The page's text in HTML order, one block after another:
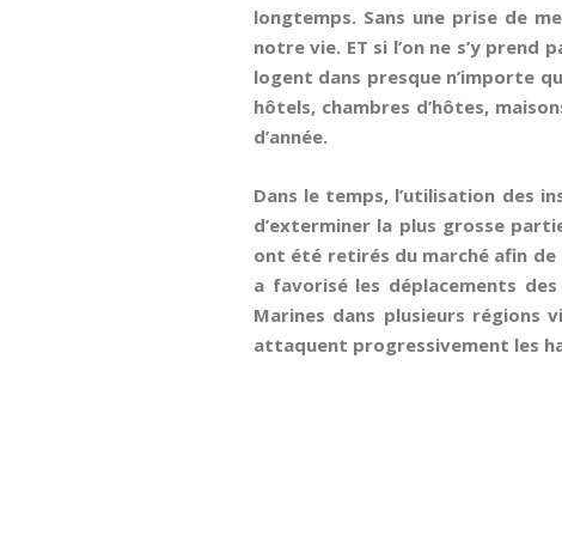
longtemps. Sans une prise de
notre vie. ET si l’on ne s’y
logent dans presque n’importe
hôtels, chambres d’hôtes,
d’année.
Dans le temps, l’utilisation des
d’exterminer la plus grosse
ont été retirés du marché afin
a favorisé les déplacements
Marines dans plusieurs régions
attaquent progressivement les